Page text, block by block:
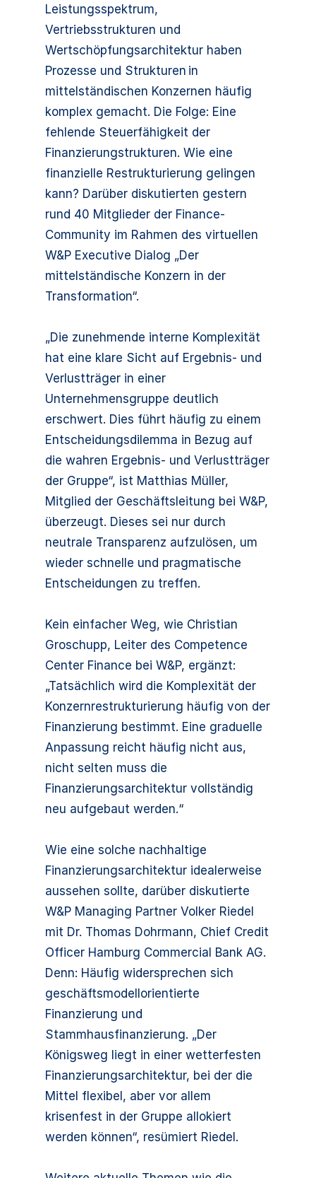
Leistungsspektrum,
Vertriebsstrukturen und
Wertschöpfungsarchitektur haben
Prozesse und Strukturen in
mittelständischen Konzernen häufig
komplex gemacht. Die Folge: Eine
fehlende Steuerfähigkeit der
Finanzierungstrukturen. Wie eine
finanzielle Restrukturierung gelingen
kann? Darüber diskutierten gestern
rund 40 Mitglieder der Finance-
Community im Rahmen des virtuellen
W&P Executive Dialog „Der
mittelständische Konzern in der
Transformation“.
„Die zunehmende interne Komplexität
hat eine klare Sicht auf Ergebnis- und
Verlustträger in einer
Unternehmensgruppe deutlich
erschwert. Dies führt häufig zu einem
Entscheidungsdilemma in Bezug auf
die wahren Ergebnis- und Verlustträger
der Gruppe“, ist Matthias Müller,
Mitglied der Geschäftsleitung bei W&P,
überzeugt. Dieses sei nur durch
neutrale Transparenz aufzulösen, um
wieder schnelle und pragmatische
Entscheidungen zu treffen.
Kein einfacher Weg, wie Christian
Groschupp, Leiter des Competence
Center Finance bei W&P, ergänzt:
„Tatsächlich wird die Komplexität der
Konzernrestrukturierung häufig von der
Finanzierung bestimmt. Eine graduelle
Anpassung reicht häufig nicht aus,
nicht selten muss die
Finanzierungsarchitektur vollständig
neu aufgebaut werden.“
Wie eine solche nachhaltige
Finanzierungsarchitektur idealerweise
aussehen sollte, darüber diskutierte
W&P Managing Partner Volker Riedel
mit Dr. Thomas Dohrmann, Chief Credit
Officer Hamburg Commercial Bank AG.
Denn: Häufig widersprechen sich
geschäftsmodellorientierte
Finanzierung und
Stammhausfinanzierung. „Der
Königsweg liegt in einer wetterfesten
Finanzierungsarchitektur, bei der die
Mittel flexibel, aber vor allem
krisenfest in der Gruppe allokiert
werden können“, resümiert Riedel.